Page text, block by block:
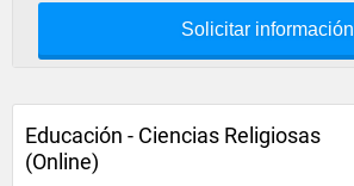
Solicitar información
Educación - Ciencias Religiosas
(Online)